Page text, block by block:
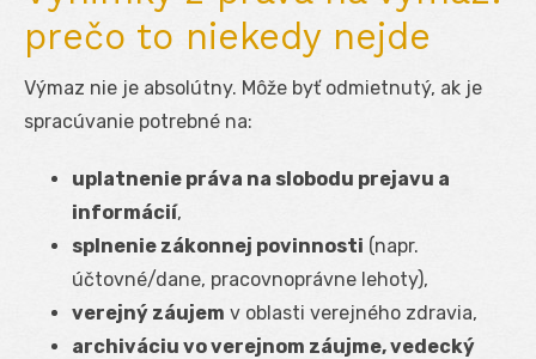
prečo to niekedy nejde
Výmaz nie je absolútny. Môže byť odmietnutý, ak je
spracúvanie potrebné na:
uplatnenie práva na slobodu prejavu a
informácií,
splnenie zákonnej povinnosti (napr.
účtovné/dane, pracovnoprávne lehoty),
verejný záujem v oblasti verejného zdravia,
archiváciu vo verejnom záujme, vedecký